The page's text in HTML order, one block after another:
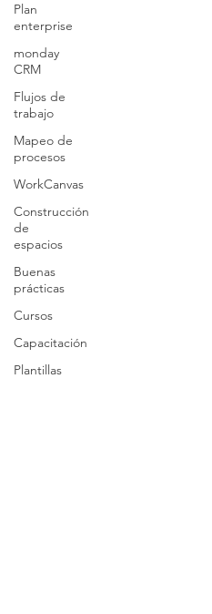
Plan
enterprise
monday
CRM
Flujos de
trabajo
Mapeo de
procesos
WorkCanvas
Construcción
de
espacios
Buenas
prácticas
Cursos
Capacitación
Plantillas